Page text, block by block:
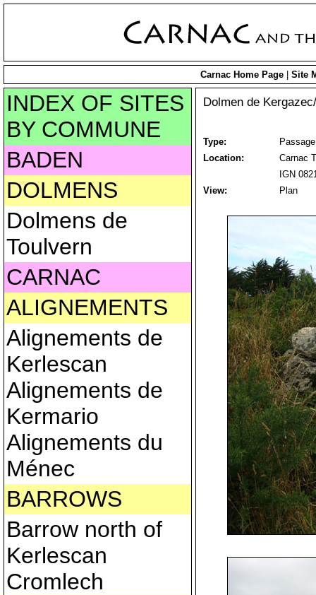
Carnac Home Page| Site
INDEX OF SITES
BY COMMUNE
BADEN
DOLMENS
Dolmens de
Toulvern
CARNAC
ALIGNEMENTS
Alignements de
Kerlescan
Alignements de
Kermario
Alignements du
Ménec
BARROWS
Barrow north of
Kerlescan
Cromlech
Dolmen de
Type:
Location:
Carnac
IGN
View:
Plan